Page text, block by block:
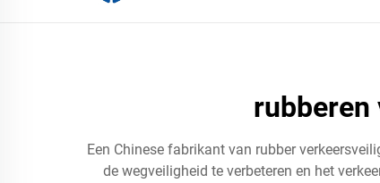
Een Chinese fabrikant van rubber
de wegveiligheid te verbeteren en het